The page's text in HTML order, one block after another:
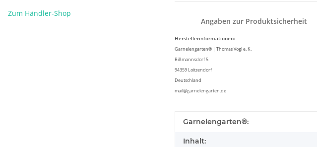
Angaben zur Produktsicherheit
Herstellerinformationen:
Garnelengarten® | Thomas Vogl e. K.
Rißmannsdorf 5
94359 Loitzendorf
Deutschland
mail@garnelengarten.de
Produkteigenschaft
Wert
Garnelengarten®:
Inhalt:
Zum Händler-Shop